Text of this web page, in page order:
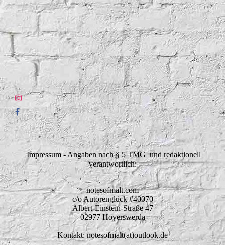
Impressum - Angaben nach § 5 TMG und redaktionell
verantwortlich:
notesofmalt.com
c/o Autorenglück #40070
Albert-Einstein-Straße 47
02977 Hoyerswerda
Kontakt: notesofmalt(at)outlook.de